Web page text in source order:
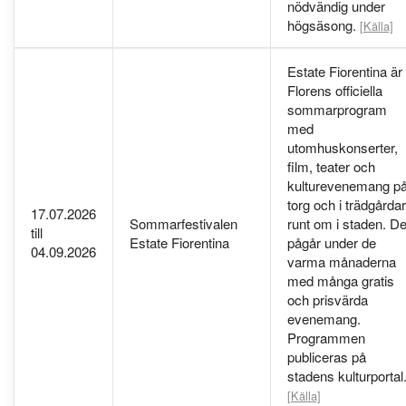
nödvändig under
högsäsong. [Källa]
17.07.2026
till
04.09.2026
Sommarfestivalen
Estate Fiorentina
Estate Fiorentina är
Florens officiella
sommarprogram
med
utomhuskonserter,
film, teater och
kulturevenemang
torg och i trädgårdar
runt om i staden.
pågår under de
varma månaderna
med många gratis
och prisvärda
evenemang.
Programmen
publiceras på
stadens kulturportal.
[Källa]